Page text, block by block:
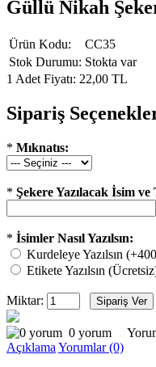
Güllü Nikah
Ürün Kodu:
CC35
Stok Durumu: Stokta var
1 Adet Fiyatı: 22,00 TL
Sipariş
* Mıknatıs:
* Şekere Yazılacak İsim
* İsimler Nasıl Yazılsın:
Kurdeleye Yazılsın
Etikete Yazılsın
Miktar:
0 yorum
Açıklama Yorumlar (0)